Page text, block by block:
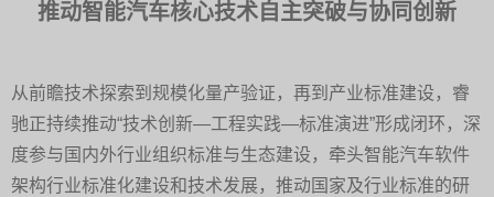
推动智能汽车核心技术自主突破与协同创新
从前瞻技术探索到规模化量产验证，再到产业标准建设，睿
驰正持续推动“技术创新—工程实践—标准演进”形成闭环，深
度参与国内外行业组织标准与生态建设，牵头智能汽车软件
架构行业标准化建设和技术发展，推动国家及行业标准的研